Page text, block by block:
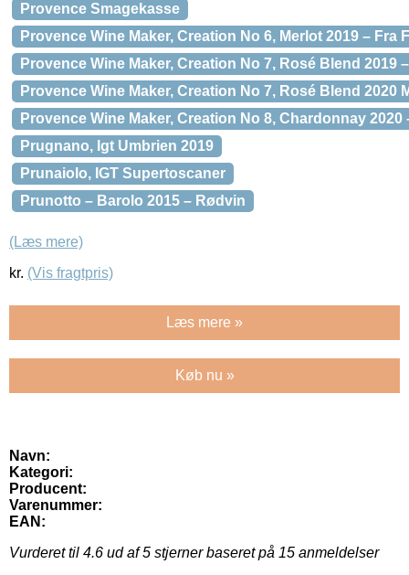
Provence Smagekasse
Provence Wine Maker, Creation No 6, Merlot 2019 – Fra
Provence Wine Maker, Creation No 7, Rosé Blend 2019
Provence Wine Maker, Creation No 7, Rosé Blend 2020
Provence Wine Maker, Creation No 8, Chardonnay 2020
Prugnano, Igt Umbrien 2019
Prunaiolo, IGT Supertoscaner
Prunotto – Barolo 2015 – Rødvin
(Læs mere)
kr. (Vis fragtpris)
Læs mere »
Køb nu »
Navn:
Kategori:
Producent:
Varenummer:
EAN:
Vurderet til 4.6 ud af 5 stjerner baseret på 15 anmeldelser